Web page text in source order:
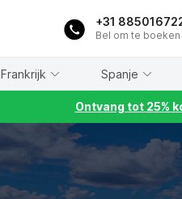
+31
Bel om te boeken
Frankrijk Spanje
Ontvang tot 25%